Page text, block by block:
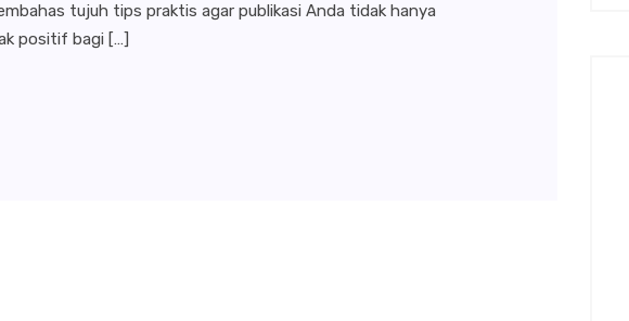
tujuh tips praktis agar publikasi Anda tidak hanya
positif bagi […]